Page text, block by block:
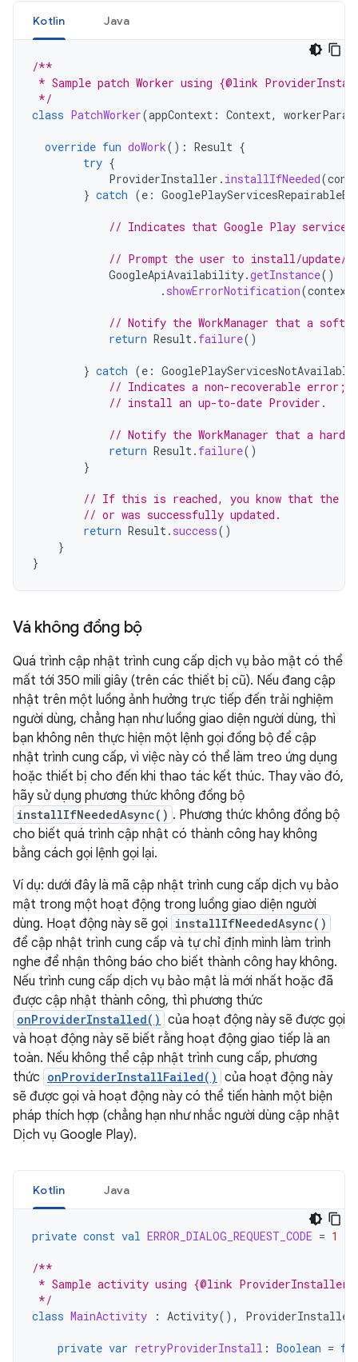
Kotlin Java
/**
* Sample patch Worker using {@link
*/
class PatchWorker(appContext : Context,
override fun doWork(): Result {
try {
ProviderInstaller . installIfNeeded(
} catch (e :
// Indicates that Google Play
// Prompt the user to install/update/
GoogleApiAvailability.getInstance()
. showErrorNotification(context
// Notify the WorkManager that a soft
return Result. failure()
} catch (e :
// Indicates a non-recoverable error;
// install an up-to-date Provider.
// Notify the WorkManager that a hard
return Result. failure()
}
// If this is reached, you know that the
// or was successfully updated.
return Result. success()
}
}
Vá không đồng bộ
Quá trình cập nhật trình cung cấp dịch vụ bảo mật có thể
mất tới 350 mili giây (trên các thiết bị cũ). Nếu đang cập
nhật trên một luồng ảnh hưởng trực tiếp đến trải nghiệm
người dùng, chẳng hạn như luồng giao diện người dùng, thì
bạn không nên thực hiện một lệnh gọi đồng bộ để cập
nhật trình cung cấp, vì việc này có thể làm treo ứng dụng
hoặc thiết bị cho đến khi thao tác kết thúc. Thay vào đó,
hãy sử dụng phương thức không đồng bộ
installIfNeededAsync() . Phương thức không đồng bộ
cho biết quá trình cập nhật có thành công hay không
bằng cách gọi lệnh gọi lại.
Ví dụ: dưới đây là mã cập nhật trình cung cấp dịch vụ bảo
mật trong một hoạt động trong luồng giao diện người
dùng. Hoạt động này sẽ gọi installIfNeededAsync()
để cập nhật trình cung cấp và tự chỉ định mình làm trình
nghe để nhận thông báo cho biết thành công hay không.
Nếu trình cung cấp dịch vụ bảo mật là mới nhất hoặc đã
được cập nhật thành công, thì phương thức
onProviderInstalled() của hoạt động này sẽ được gọi
và hoạt động này sẽ biết rằng hoạt động giao tiếp là an
toàn. Nếu không thể cập nhật trình cung cấp, phương
thức onProviderInstallFailed() của hoạt động này
sẽ được gọi và hoạt động này có thể tiến hành một biện
pháp thích hợp (chẳng hạn như nhắc người dùng cập nhật
Dịch vụ Google Play).
Kotlin Java
private const val ERROR_DIALOG_REQUEST_CODE = 1
/**
* Sample activity using {@link
*/
class MainActivity : Activity(), ProviderInstaller
private var retryProviderInstall : Boolean =